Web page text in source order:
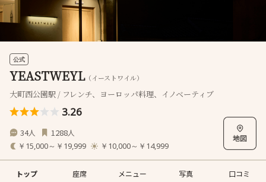
公式
YEASTWEYL（イーストワイル）
大町西公園駅 / フレンチ、ヨーロッパ料理、イノベーティブ
3.26
34人 1288人
￥15,000～￥19,999 ￥10,000～￥14,999
トップ 座席 メニュー 写真 口コミ